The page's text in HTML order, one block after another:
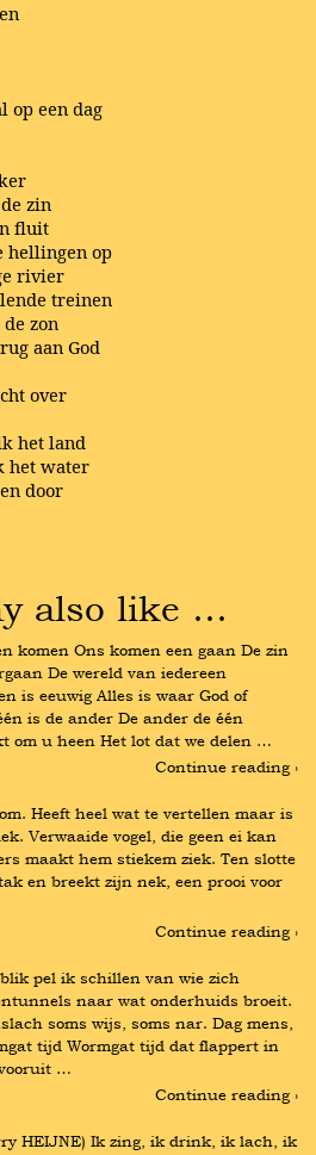
op een dag
zin
fluit
hellingen op
rivier
treinen
zon
aan God
over
het land
het water
door
also like …
komen Ons komen een gaan De zin
De wereld van iedereen
is eeuwig Alles is waar God of
is de ander De ander de één
om u heen Het lot dat we delen …
Continue reading ›
Heeft heel wat te vertellen maar is
Verwaaide vogel, die geen ei kan
maakt hem stiekem ziek. Ten slotte
en breekt zijn nek, een prooi voor
Continue reading ›
pel ik schillen van wie zich
naar wat onderhuids broeit.
soms wijs, soms nar. Dag mens,
tijd Wormgat tijd dat flappert in
…
Continue reading ›
HEIJNE) Ik zing, ik drink, ik lach, ik